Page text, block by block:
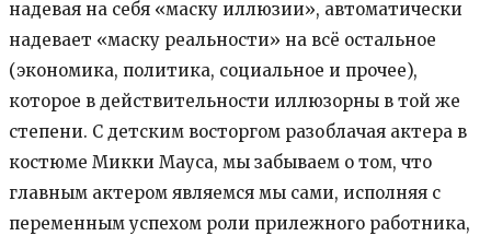
надевая на себя «маску иллюзии», автоматически
надевает «маску реальности» на всё остальное
(экономика, политика, социальное и прочее),
которое в действительности иллюзорны в той же
степени. С детским восторгом разоблачая актера в
костюме Микки Мауса, мы забываем о том, что
главным актером являемся мы сами, исполняя с
переменным успехом роли прилежного работника,